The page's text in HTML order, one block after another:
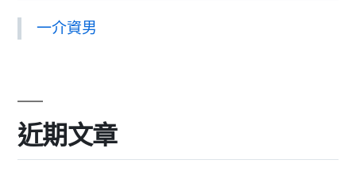
一介資男
近期文章